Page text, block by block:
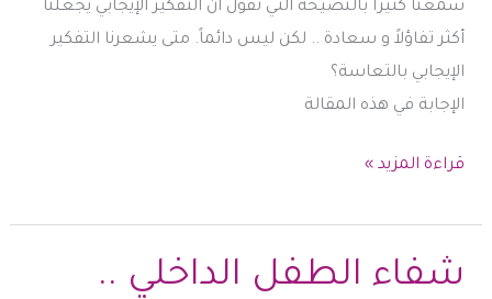
سمعنا كثيراً بالنصيحة التي تقول أن التفكير الإيجابي يجعلنا
أكثر تفاؤلاً و سعادة .. لكن ليس دائماً. متى يشعرنا التفكير
الإيجابي بالتعاسة؟
الإجابة في هذه المقالة
هل
أن
التفكير
قراءة المزيد »
شفاء الطفل الداخلي ..